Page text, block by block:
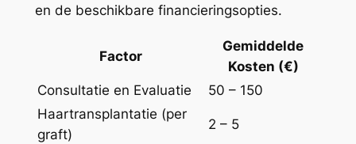
en de beschikbare financieringsopties.
Factor
Gemiddelde
Kosten (€)
Consultatie en Evaluatie
50 – 150
Haartransplantatie (per
graft)
2 – 5